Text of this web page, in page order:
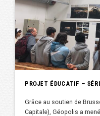
PROJET ÉDUCATIF –
Grâce au soutien de
Capitale), Géopolis a